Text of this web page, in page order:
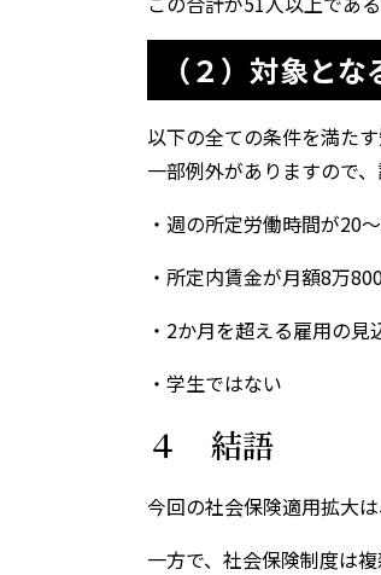
（２）対象と
以下の全ての条件を満た
一部例外がありますので
・週の所定労働時間が20
・所定内賃金が月額8万
・2か月を超える雇用の見
・学生ではない
４ 結語
今回の社会保険適用拡大
一方で、社会保険制度は